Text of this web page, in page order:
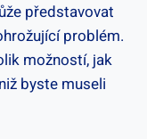
představovat
problém.
možností, jak
byste museli